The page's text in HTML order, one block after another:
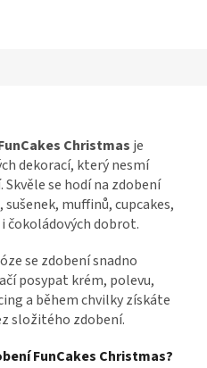
Christmas je
dekorací, který nesmí
se hodí na zdobení
muffinů, cupcakes,
čokoládových dobrot.
se zdobení snadno
posypat krém, polevu,
a během chvilky získáte
složitého zdobení.
FunCakes Christmas?